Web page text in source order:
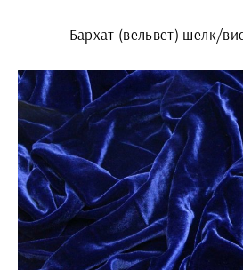
Бархат (вельвет) шелк/